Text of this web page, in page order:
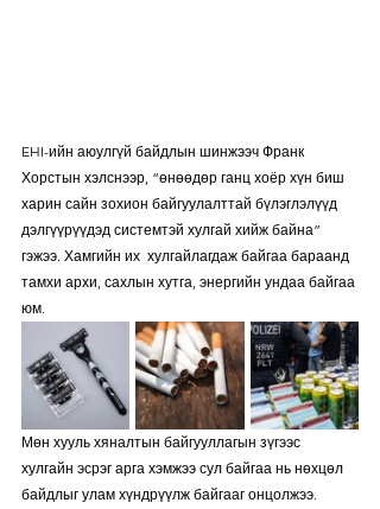
EHI-ийн аюулгүй байдлын шинжээч Франк
Хорстын хэлснээр, “өнөөдөр ганц хоёр хүн биш
харин сайн зохион байгуулалттай бүлэглэлүүд
дэлгүүрүүдэд системтэй хулгай хийж байна”
гэжээ. Хамгийн их  хулгайлагдаж байгаа бараанд
тамхи архи, сахлын хутга, энергийн ундаа байгаа
юм.
Мөн хууль хяналтын байгууллагын зүгээс
хулгайн эсрэг арга хэмжээ сул байгаа нь нөхцөл
байдлыг улам хүндрүүлж байгааг онцолжээ.